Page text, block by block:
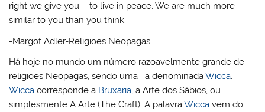
right we give you – to live in peace. We are much more
similar to you than you think.
-Margot Adler-Religiões Neopagãs
Há hoje no mundo um número razoavelmente grande de
religiões Neopagãs, sendo uma a denominadaWicca.
Wicca corresponde a Bruxaria, a Arte dos Sábios, ou
simplesmente A Arte (The Craft). A palavraWicca vem do